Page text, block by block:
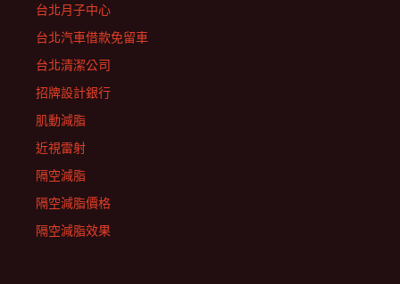
台北月子中心
台北汽車借款免留車
台北清潔公司
招牌設計銀行
肌動減脂
近視雷射
隔空減脂
隔空減脂價格
隔空減脂效果